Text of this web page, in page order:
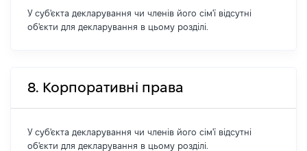
У суб'єкта декларування чи членів його сім'ї відсутні
об'єкти для декларування в цьому розділі.
8. Корпоративні права
У суб'єкта декларування чи членів його сім'ї відсутні
об'єкти для декларування в цьому розділі.